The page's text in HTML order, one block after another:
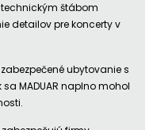
technickým štábom
detailov pre koncerty v
ubytovanie s
MADUAR naplno mohol